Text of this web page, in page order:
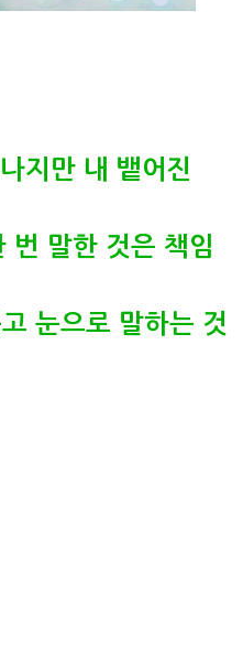
지만 내 뱉어진
번 말한 것은 책임
눈으로 말하는 것